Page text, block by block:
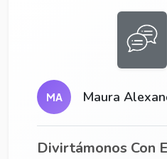
MA Maura
Divirtámonos Con